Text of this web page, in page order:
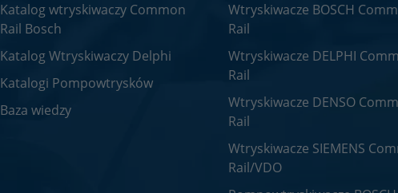
Katalog wtryskiwaczy Common
Rail Bosch
Katalog Wtryskiwaczy Delphi
Katalogi Pompowtrysków
Baza wiedzy
Wtryskiwacze BOSCH
Rail
Wtryskiwacze DELPHI
Rail
Wtryskiwacze DENSO
Rail
Wtryskiwacze SIEMENS
Rail/VDO